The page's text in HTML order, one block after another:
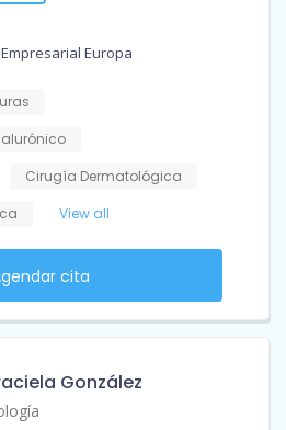
Europa
Cirugía Dermatológica
View all
cita
González